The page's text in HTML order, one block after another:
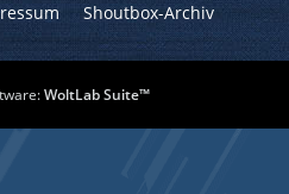
Shoutbox-Archiv
WoltLab Suite™